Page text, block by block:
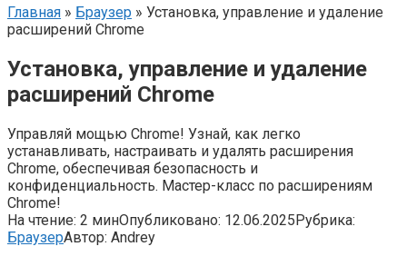
Главная » Браузер » Установка, управление и удаление
расширений Chrome
Установка, управление и удаление
расширений Chrome
Управляй мощью Chrome! Узнай, как легко
устанавливать, настраивать и удалять расширения
Chrome, обеспечивая безопасность и
конфиденциальность. Мастер-класс по расширениям
Chrome!
На чтение: 2 минОпубликовано: 12.06.2025Рубрика:
БраузерАвтор: Andrey